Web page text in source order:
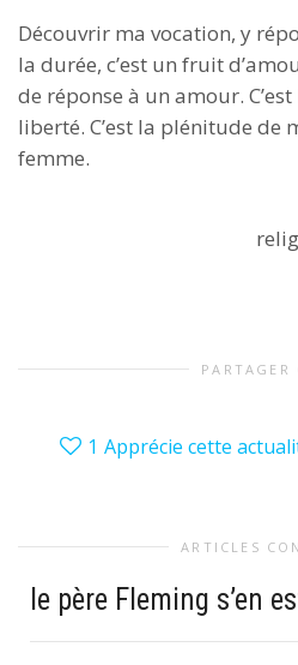
Découvrir ma vocation, y
la durée, c’est un fruit
de réponse à un amour.
liberté. C’est la plénitude de
femme.
PARTAGER
1 Apprécie cette
ARTICLES
le père Fleming s’en